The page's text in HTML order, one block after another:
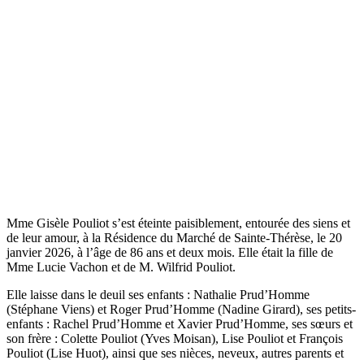
Mme Gisèle Pouliot s’est éteinte paisiblement, entourée des siens et
de leur amour, à la Résidence du Marché de Sainte-Thérèse, le 20
janvier 2026, à l’âge de 86 ans et deux mois. Elle était la fille de
Mme Lucie Vachon et de M. Wilfrid Pouliot.
Elle laisse dans le deuil ses enfants : Nathalie Prud’Homme
(Stéphane Viens) et Roger Prud’Homme (Nadine Girard), ses petits-
enfants : Rachel Prud’Homme et Xavier Prud’Homme, ses sœurs et
son frère : Colette Pouliot (Yves Moisan), Lise Pouliot et François
Pouliot (Lise Huot), ainsi que ses nièces, neveux, autres parents et